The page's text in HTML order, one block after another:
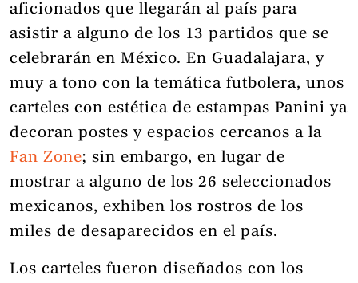
aficionados que llegarán al país para
asistir a alguno de los 13 partidos que se
celebrarán en México. En Guadalajara, y
muy a tono con la temática futbolera, unos
carteles con estética de estampas Panini ya
decoran postes y espacios cercanos a la
Fan Zone; sin embargo, en lugar de
mostrar a alguno de los 26 seleccionados
mexicanos, exhiben los rostros de los
miles de desaparecidos en el país.
Los carteles fueron diseñados con los